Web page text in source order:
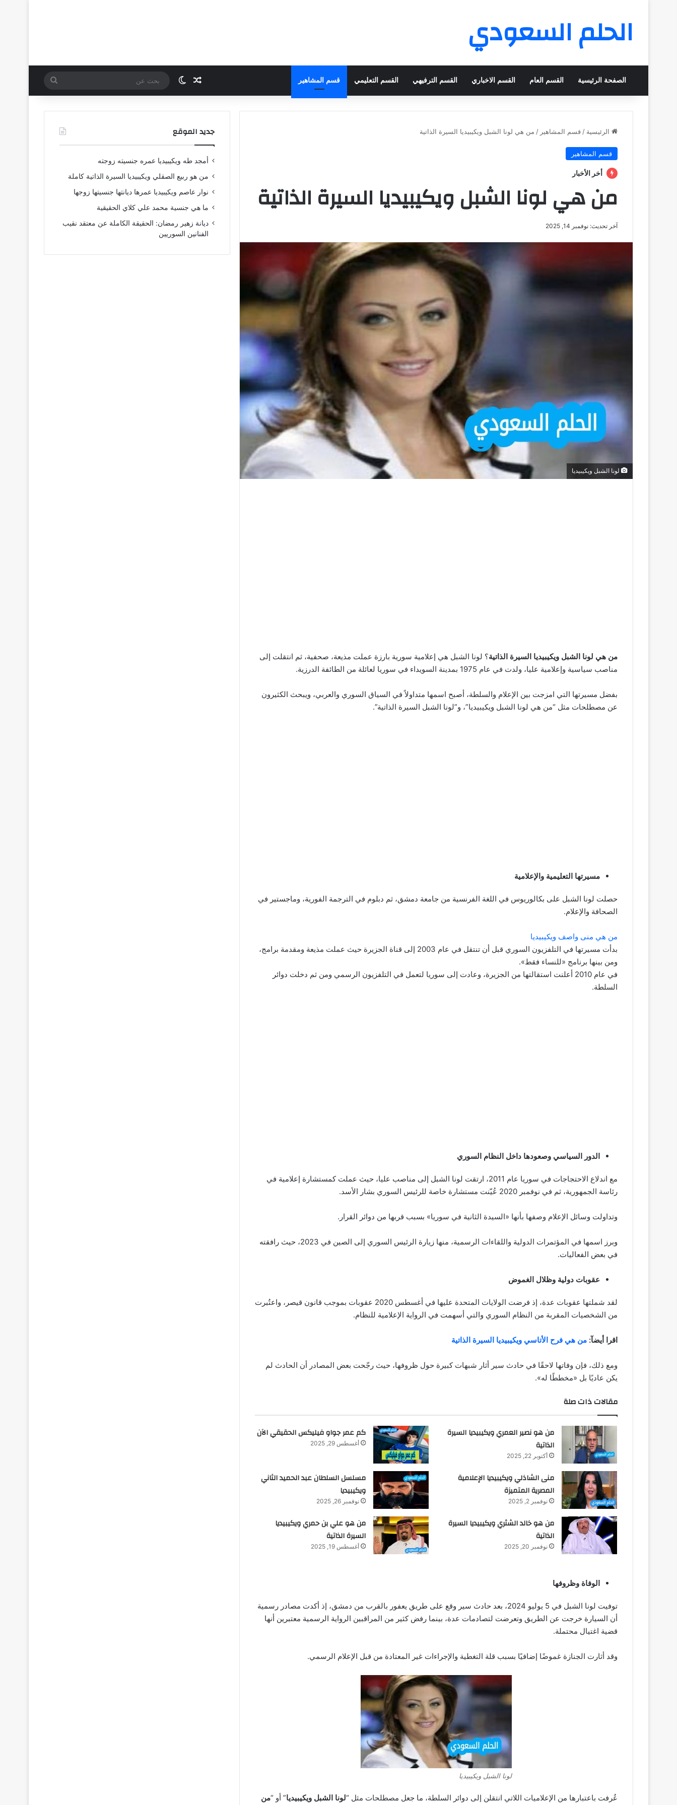
الحلم السعودي
الصفحة الرئيسية القسم العام القسم الاخباري القسم الترفيهي القسم التعليمي قسم المشاهير مقال عشوائي
الوضع المظلم
بحث
عن
الرئيسية / قسم المشاهير / من هي لونا الشبل ويكيبيديا السيرة الذاتية
قسم المشاهير
أخر الأخبار
من هي لونا الشبل ويكيبيديا السيرة الذاتية
آخر تحديث: نوفمبر 14, 2025
لونا الشبل ويكيبيديا
من هي لونا الشبل ويكيبيديا السيرة الذاتية؟ لونا الشبل هي إعلامية سورية بارزة عملت مذيعة، صحفية، ثم انتقلت إلى
مناصب سياسية وإعلامية عليا، ولدت في عام 1975 بمدينة السويداء في سوريا لعائلة من الطائفة الدرزية.
بفضل مسيرتها التي امزجت بين الإعلام والسلطة، أصبح اسمها متداولاً في السياق السوري والعربي، ويبحث الكثيرون
عن مصطلحات مثل “من هي لونا الشبل ويكيبيديا”، و”لونا الشبل السيرة الذاتية”.
مسيرتها التعليمية والإعلامية
حصلت لونا الشبل على بكالوريوس في اللغة الفرنسية من جامعة دمشق، ثم دبلوم في الترجمة الفورية، وماجستير في
الصحافة والإعلام.
من هي منى واصف ويكيبيديا
بدأت مسيرتها في التلفزيون السوري قبل أن تنتقل في عام 2003 إلى قناة الجزيرة حيث عملت مذيعة ومقدمة برامج،
ومن بينها برنامج «للنساء فقط».
في عام 2010 أعلنت استقالتها من الجزيرة، وعادت إلى سوريا لتعمل في التلفزيون الرسمي ومن ثم دخلت دوائر
السلطة.
الدور السياسي وصعودها داخل النظام السوري
مع اندلاع الاحتجاجات في سوريا عام 2011، ارتقت لونا الشبل إلى مناصب عليا، حيث عملت كمستشارة إعلامية في
رئاسة الجمهورية، ثم في نوفمبر 2020 عُيّنت مستشارة خاصة للرئيس السوري بشار الأسد.
وتداولت وسائل الإعلام وصفها بأنها «السيدة الثانية في سوريا» بسبب قربها من دوائر القرار.
وبرز اسمها في المؤتمرات الدولية واللقاءات الرسمية، منها زيارة الرئيس السوري إلى الصين في 2023، حيث رافقته
في بعض الفعاليات.
عقوبات دولية وظلال الغموض
لقد شملتها عقوبات عدة، إذ فرضت الولايات المتحدة عليها في أغسطس 2020 عقوبات بموجب قانون قيصر، واعتُبرت
من الشخصيات المقربة من النظام السوري والتي أسهمت في الرواية الإعلامية للنظام.
اقرا أيضآ: من هي فرح الأتاسي ويكيبيديا السيرة الذاتية
ومع ذلك، فإن وفاتها لاحقًا في حادث سير أثار شبهات كبيرة حول ظروفها، حيث رجّحت بعض المصادر أن الحادث لم
يكن عاديًا بل «مخططًا له».
مقالات ذات صلة
من هو نصير العمري ويكيبيديا السيرة
الذاتية
أكتوبر 22, 2025
كم عمر جواو فيليكس الحقيقي الآن
أغسطس 29, 2025
منى الشاذلي ويكيبيديا الإعلامية
المصرية المتميزة
نوفمبر 2, 2025
مسلسل السلطان عبد الحميد الثاني
ويكيبيديا
نوفمبر 26, 2025
من هو خالد الشثري ويكيبيديا السيرة
الذاتية
نوفمبر 20, 2025
من هو علي بن حمري ويكيبيديا
السيرة الذاتية
أغسطس 19, 2025
الوفاة وظروفها
توفيت لونا الشبل في 5 يوليو 2024، بعد حادث سير وقع على طريق يعفور بالقرب من دمشق، إذ أكدت مصادر رسمية
أن السيارة خرجت عن الطريق وتعرضت لتصادمات عدة، بينما رفض كثير من المراقبين الرواية الرسمية معتبرين أنها
قضية اغتيال محتملة.
وقد أثارت الجنازة غموضًا إضافيًا بسبب قلة التغطية والإجراءات غير المعتادة من قبل الإعلام الرسمي.
لونا الشبل ويكيبيديا
عُرفت باعتبارها من الإعلاميات اللاتي انتقلن إلى دوائر السلطة، ما جعل مصطلحات مثل “لونا الشبل ويكيبيديا” أو “من
جديد الموقع
أمجد طه ويكيبيديا عمره جنسيته زوجته
من هو ربيع الصقلي ويكيبيديا السيرة الذاتية كاملة
نوار عاصم ويكيبيديا عمرها ديانتها جنسيتها زوجها
ما هي جنسية محمد علي كلاي الحقيقية
ديانة زهير رمضان: الحقيقة الكاملة عن معتقد نقيب
الفنانين السوريين